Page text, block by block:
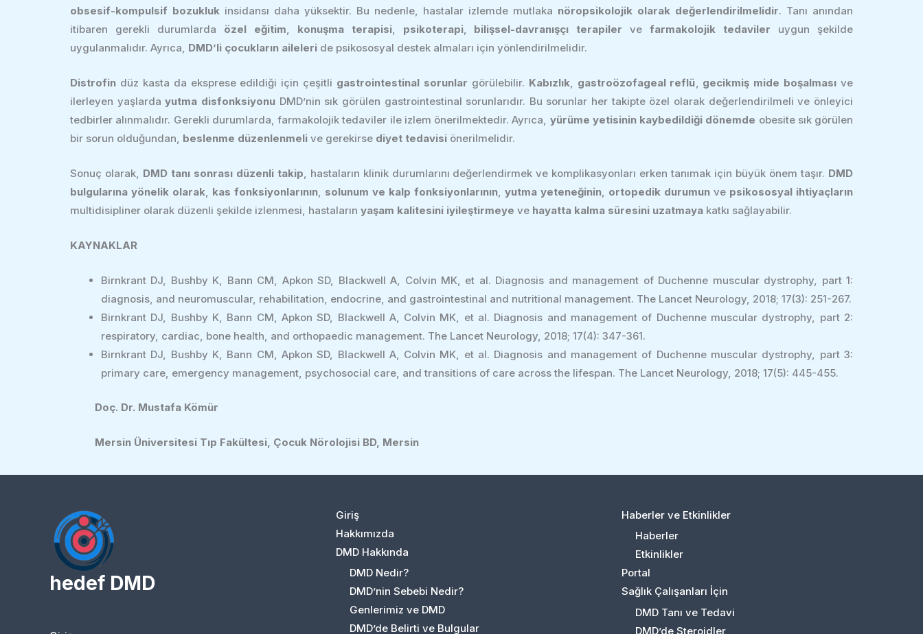
obsesif-kompulsif bozukluk insidansı daha yüksektir. Bu nedenle, hastalar izlemde mutlaka nöropsikolojik olarak değerlendirilmelidir. Tanı anından
itibaren gerekli durumlarda özel eğitim, konuşma terapisi, psikoterapi, bilişsel-davranışçı terapiler vefarmakolojik tedaviler uygun şekilde
uygulanmalıdır. Ayrıca, DMD’li çocukların aileleri de psikososyal destek almaları için yönlendirilmelidir.
Distrofin düz kasta da eksprese edildiği için çeşitli gastrointestinal sorunlar görülebilir. Kabızlık, gastroözofageal reflü, gecikmiş mide boşalması ve
ilerleyen yaşlardayutma disfonksiyonuDMD’nin sık görülen gastrointestinal sorunlarıdır. Bu sorunlar her takipte özel olarak değerlendirilmeli ve önleyici
tedbirler alınmalıdır. Gerekli durumlarda, farmakolojik tedaviler ile izlem önerilmektedir. Ayrıca, yürüme yetisinin kaybedildiği dönemde obesite sık görülen
bir sorun olduğundan, beslenme düzenlenmeli ve gerekirse diyet tedavisi önerilmelidir.
Sonuç olarak, DMD tanı sonrası düzenli takip, hastaların klinik durumlarını değerlendirmek ve komplikasyonları erken tanımak için büyük önem taşır. DMD
bulgularına yönelik olarak, kas fonksiyonlarının, solunum ve kalp fonksiyonlarının, yutma yeteneğinin, ortopedik durumun ve psikososyal ihtiyaçların
multidisipliner olarak düzenli şekilde izlenmesi, hastaların yaşam kalitesini iyileştirmeye ve hayatta kalma süresini uzatmaya katkı sağlayabilir.
KAYNAKLAR
Birnkrant DJ, Bushby K, Bann CM, Apkon SD, Blackwell A, Colvin MK, et al. Diagnosis and management of Duchenne muscular dystrophy, part 1:
diagnosis, and neuromuscular, rehabilitation, endocrine, and gastrointestinal and nutritional management. The Lancet Neurology, 2018; 17(3): 251-267.
Birnkrant DJ, Bushby K, Bann CM, Apkon SD, Blackwell A, Colvin MK, et al. Diagnosis and management of Duchenne muscular dystrophy, part 2:
respiratory, cardiac, bone health, and orthopaedic management. The Lancet Neurology, 2018; 17(4): 347-361.
Birnkrant DJ, Bushby K, Bann CM, Apkon SD, Blackwell A, Colvin MK, et al. Diagnosis and management of Duchenne muscular dystrophy, part 3:
primary care, emergency management, psychosocial care, and transitions of care across the lifespan. The Lancet Neurology, 2018; 17(5): 445-455.
Doç. Dr. Mustafa Kömür
Mersin Üniversitesi Tıp Fakültesi, Çocuk Nörolojisi BD, Mersin
hedef DMD
Giriş
Hakkımızda
DMD Hakkında
DMD Nedir?
DMD’nin Sebebi Nedir?
Genlerimiz ve DMD
DMD’de Belirti ve Bulgular
Haberler ve Etkinlikler
Haberler
Etkinlikler
Portal
Sağlık Çalışanları İçin
DMD Tanı ve Tedavi
DMD’de Steroidler